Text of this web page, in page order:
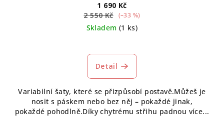
1 690 Kč
2 550 Kč
(–33 %)
Skladem (1 ks)
Detail
Variabilní šaty, které se přizpůsobí postavě.Můžeš je
nosit s páskem nebo bez něj – pokaždé jinak,
pokaždé pohodlně.Díky chytrému střihu padnou více...